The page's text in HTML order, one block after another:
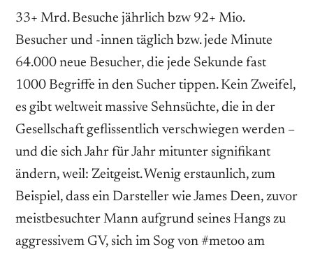
33+ Mrd. Besuche jährlich bzw 92+ Mio.
Besucher und -innen täglich bzw. jede Minute
64.000 neue Besucher, die jede Sekunde fast
1000 Begriffe in den Sucher tippen. Kein Zweifel,
es gibt weltweit massive Sehnsüchte, die in der
Gesellschaft geflissentlich verschwiegen werden –
und die sich Jahr für Jahr mitunter signifikant
ändern, weil: Zeitgeist. Wenig erstaunlich, zum
Beispiel, dass ein Darsteller wie James Deen, zuvor
meistbesuchter Mann aufgrund seines Hangs zu
aggressivem GV, sich im Sog von #metoo am